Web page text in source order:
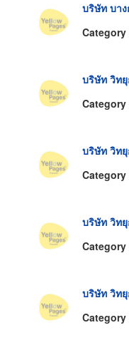
บริษัท บาง
Category
บริษัท วิท
Category
บริษัท วิท
Category
บริษัท วิท
Category
บริษัท วิท
Category